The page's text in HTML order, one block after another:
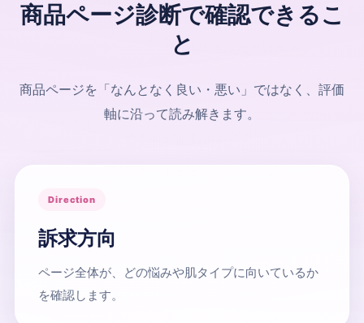
商品ページ診断で確認できるこ
と
商品ページを「なんとなく良い・悪い」ではなく、評価
軸に沿って読み解きます。
Direction
訴求方向
ページ全体が、どの悩みや肌タイプに向いているか
を確認します。